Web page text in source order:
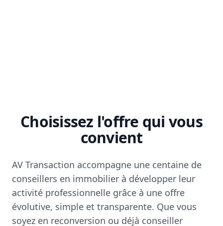
Choisissez l'offre qui vous
convient
AV Transaction accompagne une centaine de
conseillers en immobilier à développer leur
activité professionnelle grâce à une offre
évolutive, simple et transparente. Que vous
soyez en reconversion ou déjà conseiller